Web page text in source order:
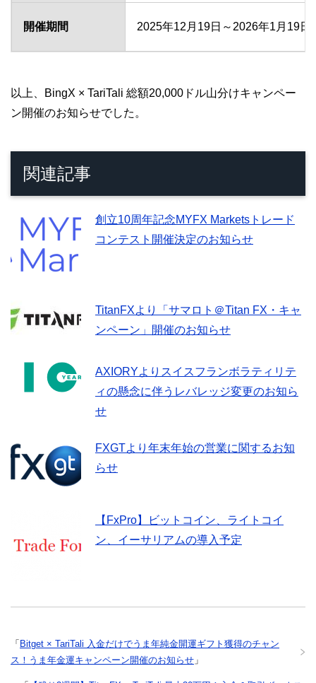
開催期間 2025年12月19日～2026年1月19日
以上、BingX × TariTali 総額20,000ドル山分けキャンペー
ン開催のお知らせでした。
関連記事
創立10周年記念MYFX Marketsトレード
コンテスト開催決定のお知らせ
TitanFXより「サマロト＠Titan FX・キャ
ンペーン」開催のお知らせ
AXIORYよりスイスフランボラティリテ
ィの懸念に伴うレバレッジ変更のお知ら
せ
FXGTより年末年始の営業に関するお知
らせ
【FxPro】ビットコイン、ライトコイ
ン、イーサリアムの導入予定
「 Bitget × TariTali 入金だけでうま年純金開運ギフト獲得のチャン
ス！うま年金運キャンペーン開催のお知らせ 」